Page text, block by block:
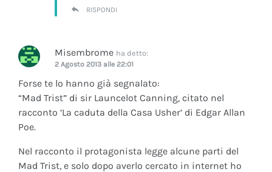
RISPONDI
Misembrome ha detto:
2 Agosto 2013 alle 22:01
Forse te lo hanno già segnalato:
“Mad Trist” di sir Launcelot Canning, citato nel
racconto ‘La caduta della Casa Usher’ di Edgar Allan
Poe.
Nel racconto il protagonista legge alcune parti del
Mad Trist, e solo dopo averlo cercato in internet ho